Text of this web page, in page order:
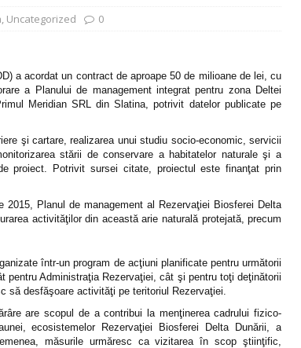
, Uncategorized 0
a acordat un contract de aproape 50 de milioane de lei, cu
a Planului de management integrat pentru zona Deltei
Meridian SRL din Slatina, potrivit datelor publicate pe
şi cartare, realizarea unui studiu socio-economic, servicii
stării de conservare a habitatelor naturale şi a
proiect. Potrivit sursei citate, proiectul este finanţat prin
2015, Planul de management al Rezervaţiei Biosferei Delta
activităţilor din această arie naturală protejată, precum
într-un program de acţiuni planificate pentru următorii
Administraţia Rezervaţiei, cât şi pentru toţi deţinătorii
să desfăşoare activităţi pe teritoriul Rezervaţiei.
are scopul de a contribui la menţinerea cadrului fizico-
ecosistemelor Rezervaţiei Biosferei Delta Dunării, a
măsurile urmăresc ca vizitarea în scop ştiinţific,